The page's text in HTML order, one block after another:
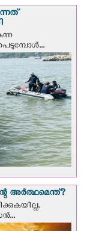
അർത്ഥമെന്ത്?